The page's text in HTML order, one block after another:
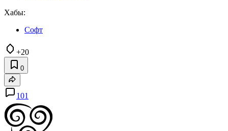
Хабы:
Софт
+20
0
101